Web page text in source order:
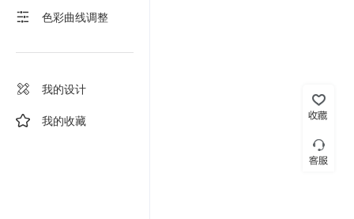
色彩曲线调整
我的设计
我的收藏